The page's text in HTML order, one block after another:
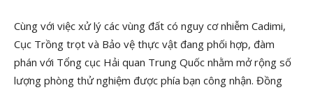
Cùng với việc xử lý các vùng đất có nguy cơ nhiễm Cadimi,
Cục Trồng trọt và Bảo vệ thực vật đang phối hợp, đàm
phán với Tổng cục Hải quan Trung Quốc nhằm mở rộng số
lượng phòng thử nghiệm được phía bạn công nhận. Đồng